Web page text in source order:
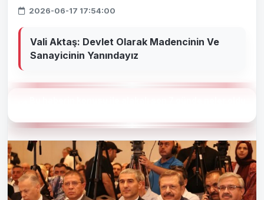
2026-06-17 17:54:00
Vali Aktaş: Devlet Olarak Madencinin Ve
Sanayicinin Yanındayız